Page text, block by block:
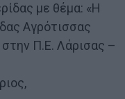
με θέμα: «Η
Αγρότισσας
Π.Ε. Λάρισας –